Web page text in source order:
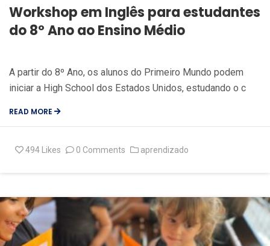
Workshop em Inglês para estudantes
do 8º Ano ao Ensino Médio
A partir do 8º Ano, os alunos do Primeiro Mundo podem
iniciar a High School dos Estados Unidos, estudando o c
READ MORE
494 Likes 0 Comments aprendizado